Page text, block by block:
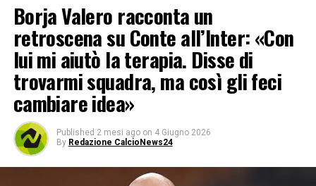
Borja Valero racconta un
retroscena su Conte all’Inter: «Con
lui mi aiutò la terapia. Disse di
trovarmi squadra, ma così gli feci
cambiare idea»
Published 2 mesi ago on 4 Giugno 2026
By Redazione CalcioNews24